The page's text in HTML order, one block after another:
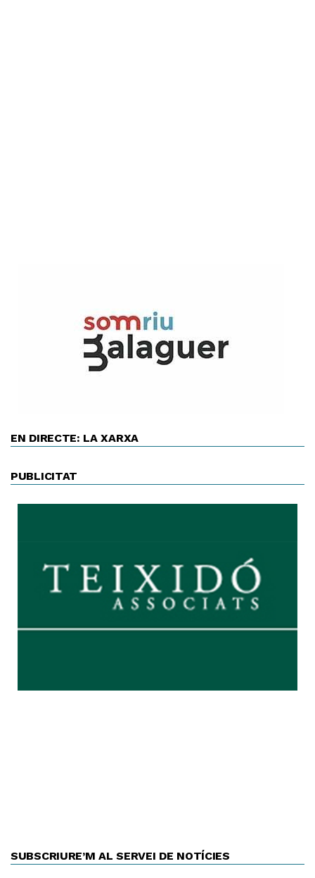
EN DIRECTE: LA XARXA
PUBLICITAT
SUBSCRIURE’M AL SERVEI DE NOTÍCIES